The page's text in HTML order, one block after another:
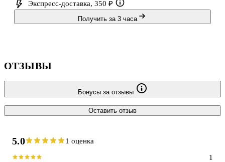
Экспресс-доставка, 350 ₽
Получить за 3 часа
ОТЗЫВЫ
Бонусы за отзывы
Оставить отзыв
5.0 1 оценка
1